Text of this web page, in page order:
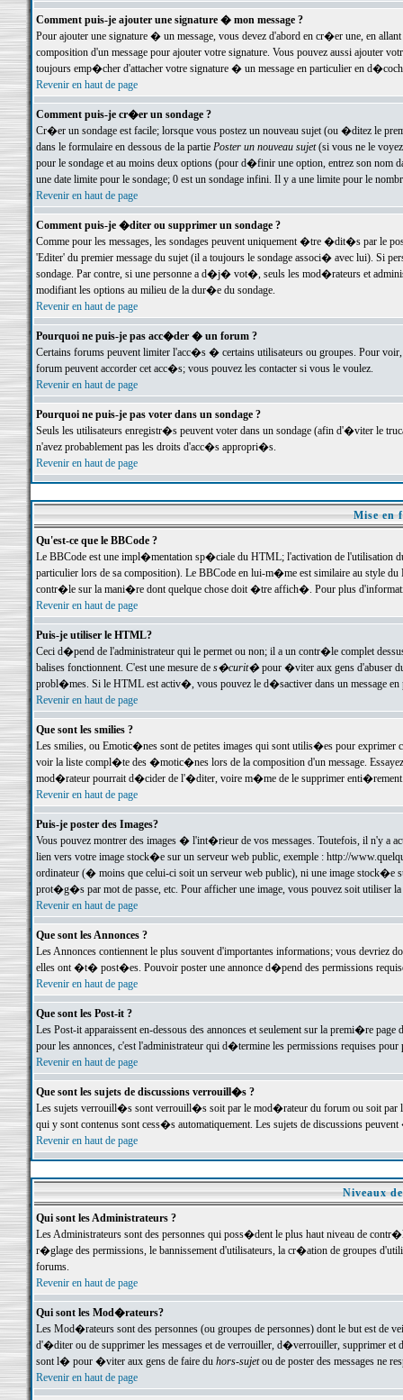
Comment puis-je ajouter une signature � mon message ?
Pour ajouter une signature � un message, vous devez d'abord en cr�er une, en
composition d'un message pour ajouter votre signature. Vous pouvez aussi ajouter
toujours emp�cher d'attacher votre signature � un message en particulier en
Revenir en haut de page
Comment puis-je cr�er un sondage ?
Cr�er un sondage est facile; lorsque vous postez un nouveau sujet (ou �ditez le
dans le formulaire en dessous de la partie Poster un nouveau sujet(si vous ne le voyez
pour le sondage et au moins deux options (pour d�finir une option, entrez son nom
une date limite pour le sondage; 0 est un sondage infini. Il y a une limite pour le
Revenir en haut de page
Comment puis-je �diter ou supprimer un sondage ?
Comme pour les messages, les sondages peuvent uniquement �tre �dit�s par le
'Editer' du premier message du sujet (il a toujours le sondage associ� avec lui). Si
sondage. Par contre, si une personne a d�j� vot�, seuls les mod�rateurs et
modifiant les options au milieu de la dur�e du sondage.
Revenir en haut de page
Pourquoi ne puis-je pas acc�der � un forum ?
Certains forums peuvent limiter l'acc�s � certains utilisateurs ou groupes. Pour
forum peuvent accorder cet acc�s; vous pouvez les contacter si vous le voulez.
Revenir en haut de page
Pourquoi ne puis-je pas voter dans un sondage ?
Seuls les utilisateurs enregistr�s peuvent voter dans un sondage (afin d'�viter le
n'avez probablement pas les droits d'acc�s appropri�s.
Revenir en haut de page
Mise en
Qu'est-ce que le BBCode ?
Le BBCode est une impl�mentation sp�ciale du HTML; l'activation de l'utilisation
particulier lors de sa composition). Le BBCode en lui-m�me est similaire au style
contr�le sur la mani�re dont quelque chose doit �tre affich�. Pour plus
Revenir en haut de page
Puis-je utiliser le HTML?
Ceci d�pend de l'administrateur qui le permet ou non; il a un contr�le complet
balises fonctionnent. C'est une mesure de s�curit�pour �viter aux gens d'abuser
probl�mes. Si le HTML est activ�, vous pouvez le d�sactiver dans un message en
Revenir en haut de page
Que sont les smilies ?
Les smilies, ou Emotic�nes sont de petites images qui sont utilis�es pour exprimer
voir la liste compl�te des �motic�nes lors de la composition d'un message.
mod�rateur pourrait d�cider de l'�diter, voire m�me de le supprimer
Revenir en haut de page
Puis-je poster des Images?
Vous pouvez montrer des images � l'int�rieur de vos messages. Toutefois, il n'y a
lien vers votre image stock�e sur un serveur web public, exemple : http://
ordinateur (� moins que celui-ci soit un serveur web public), ni une image stock�e
prot�g�s par mot de passe, etc. Pour afficher une image, vous pouvez soit
Revenir en haut de page
Que sont les Annonces ?
Les Annonces contiennent le plus souvent d'importantes informations; vous devriez
elles ont �t� post�es. Pouvoir poster une annonce d�pend des permissions
Revenir en haut de page
Que sont les Post-it ?
Les Post-it apparaissent en-dessous des annonces et seulement sur la premi�re
pour les annonces, c'est l'administrateur qui d�termine les permissions requises pour
Revenir en haut de page
Que sont les sujets de discussions verrouill�s ?
Les sujets verrouill�s sont verrouill�s soit par le mod�rateur du forum ou soit par
qui y sont contenus sont cess�s automatiquement. Les sujets de discussions
Revenir en haut de page
Niveaux
Qui sont les Administrateurs ?
Les Administrateurs sont des personnes qui poss�dent le plus haut niveau de
r�glage des permissions, le bannissement d'utilisateurs, la cr�ation de groupes
forums.
Revenir en haut de page
Qui sont les Mod�rateurs?
Les Mod�rateurs sont des personnes (ou groupes de personnes) dont le but est de
d'�diter ou de supprimer les messages et de verrouiller, d�verrouiller, supprimer
sont l� pour �viter aux gens de faire du hors-sujetou de poster des messages ne
Revenir en haut de page